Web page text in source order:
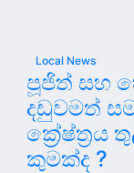
Local News
පූජිත් සහ
දඩුවමත්
ක්‍රේෂ්ත්‍රය
කුමක්ද ?